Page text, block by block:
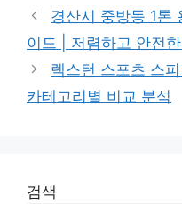
경산시 중방동 1톤
이드 | 저렴하고 안전
렉스턴 스포츠 스
카테고리별 비교 분석
검색